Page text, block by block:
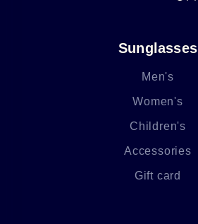
Sunglasses
Men's
Women's
Children's
Accessories
Gift card